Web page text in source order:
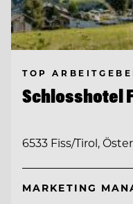
TOP
Schlosshotel
6533 Fiss/Tirol,
MARKETING